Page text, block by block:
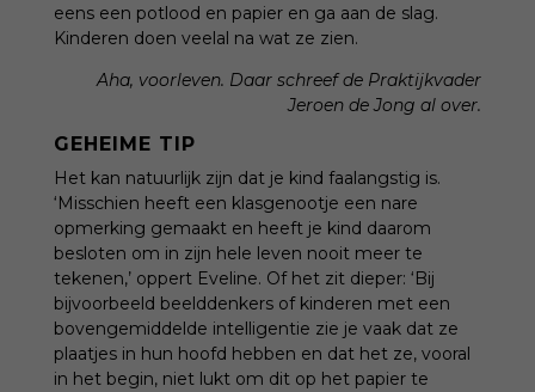
eens een potlood en papier en ga aan de slag.
Kinderen doen veelal na wat ze zien.
Aha, voorleven. Daarschreef de Praktijkvader
Jeroen de Jong al over.
GEHEIME TIP
Het kan natuurlijk zijn dat je kind faalangstig is.
‘Misschien heeft een klasgenootje een nare
opmerking gemaakt en heeft je kind daarom
besloten om in zijn hele leven nooit meer te
tekenen,’ oppert Eveline. Of het zit dieper: ‘Bij
bijvoorbeeld beelddenkers of kinderen met een
bovengemiddelde intelligentie zie je vaak dat ze
plaatjes in hun hoofd hebben en dat het ze, vooral
in het begin, niet lukt om dit op het papier te